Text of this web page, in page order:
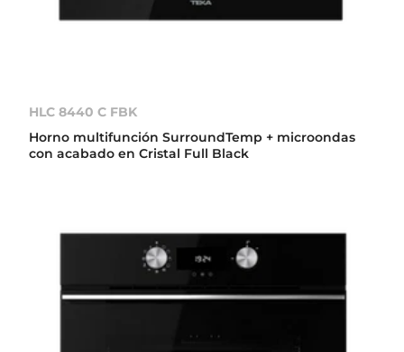
HLC 8440 C FBK
Horno multifunción SurroundTemp + microondas
con acabado en Cristal Full Black